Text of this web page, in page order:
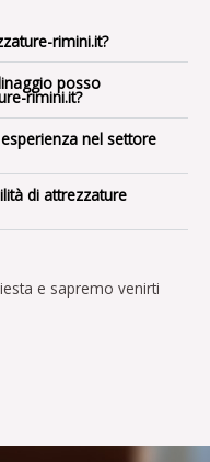
rimini.it?
posso
rimini.it?
nel settore
di attrezzature
e sapremo venirti